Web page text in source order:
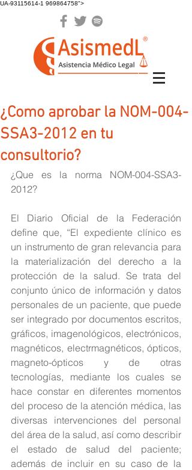
UA-93115614-1 969864758">
¿Como aprobar la NOM-004-
SSA3-2012 en tu
consultorio?
¿Que es la norma NOM-004-SSA3-
2012?
El Diario Oficial de la Federación
define que, “El expediente clínico es
un instrumento de gran relevancia para
la materialización del derecho a la
protección de la salud. Se trata del
conjunto único de información y datos
personales de un paciente, que puede
ser integrado por documentos escritos,
gráficos, imagenológicos, electrónicos,
magnéticos, electrmagnéticos, ópticos,
magneto-ópticos y de otras
tecnologías, mediante los cuales se
hace constar en diferentes momentos
del proceso de la atención médica, las
diversas intervenciones del personal
del área de la salud, así como describir
el estado de salud del paciente;
además de incluir en su caso de la